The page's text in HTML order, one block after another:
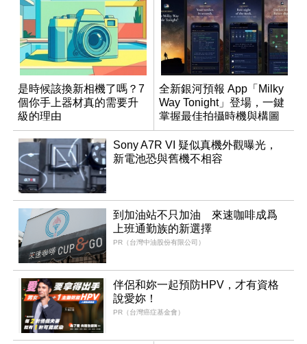
是時候該換新相機了嗎？7
個你手上器材真的需要升
級的理由
全新銀河預報 App「Milky
Way Tonight」登場，一鍵
掌握最佳拍攝時機與構圖
Sony A7R VI 疑似真機外觀曝光，
新電池恐與舊機不相容
到加油站不只加油 來速咖啡成爲
上班通勤族的新選擇
PR（台灣中油股份有限公司）
伴侶和妳一起預防HPV，才有資格
說愛妳！
PR（台灣癌症基金會）